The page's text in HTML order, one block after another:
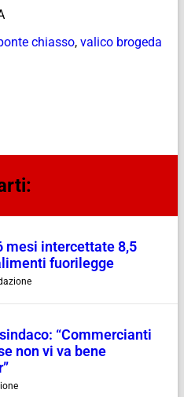
chiasso, valico brogeda
mesi intercettate 8,5
fuorilegge
“Commercianti
non vi va bene